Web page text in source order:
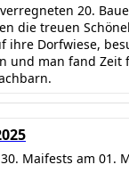
20.
die treuen
ihre Dorfwiese,
und man fand Zeit
Maifests am 01.